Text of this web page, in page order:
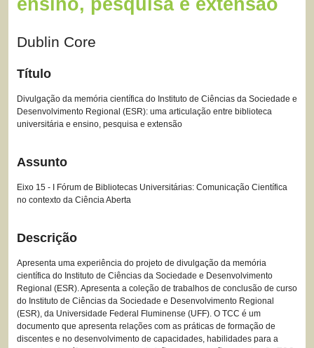
ensino, pesquisa e extensão
Dublin Core
Título
Divulgação da memória científica do Instituto de Ciências da Sociedade e
Desenvolvimento Regional (ESR): uma articulação entre biblioteca
universitária e ensino, pesquisa e extensão
Assunto
Eixo 15 - I Fórum de Bibliotecas Universitárias: Comunicação Científica
no contexto da Ciência Aberta
Descrição
Apresenta uma experiência do projeto de divulgação da memória
científica do Instituto de Ciências da Sociedade e Desenvolvimento
Regional (ESR). Apresenta a coleção de trabalhos de conclusão de curso
do Instituto de Ciências da Sociedade e Desenvolvimento Regional
(ESR), da Universidade Federal Fluminense (UFF). O TCC é um
documento que apresenta relações com as práticas de formação de
discentes e no desenvolvimento de capacidades, habilidades para a